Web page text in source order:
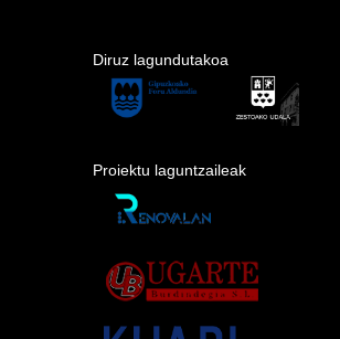
Diruz lagundutakoa
Proiektu laguntzaileak